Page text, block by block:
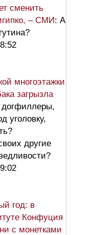
сменить
– СМИ: А
многоэтажки
загрызла
уголовку,
другие
год: в
Конфуция
с монетками